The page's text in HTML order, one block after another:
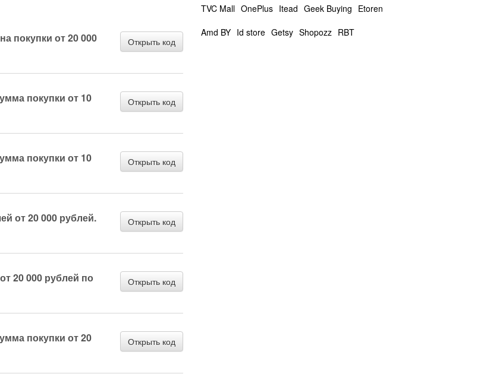
покупки от 20 000
Открыть код
покупки от 10
Открыть код
покупки от 10
Открыть код
от 20 000 рублей. Открыть код
20 000 рублей по
Открыть код
покупки от 20
Открыть код
TVC Mall OnePlus Itead Geek Buying Etoren
Amd BY Id store Getsy Shopozz RBT